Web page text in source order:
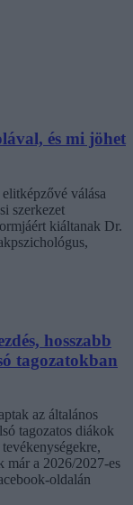
és mi jöhet
válása
szerkezet
kiáltanak Dr.
hosszabb
tagozatokban
az általános
tagozatos diákok
már a 2026/2027-es
oldalán